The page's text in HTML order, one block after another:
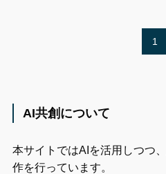
1
AI共創について
本サイトではAIを活用しつつ
作を行っています。